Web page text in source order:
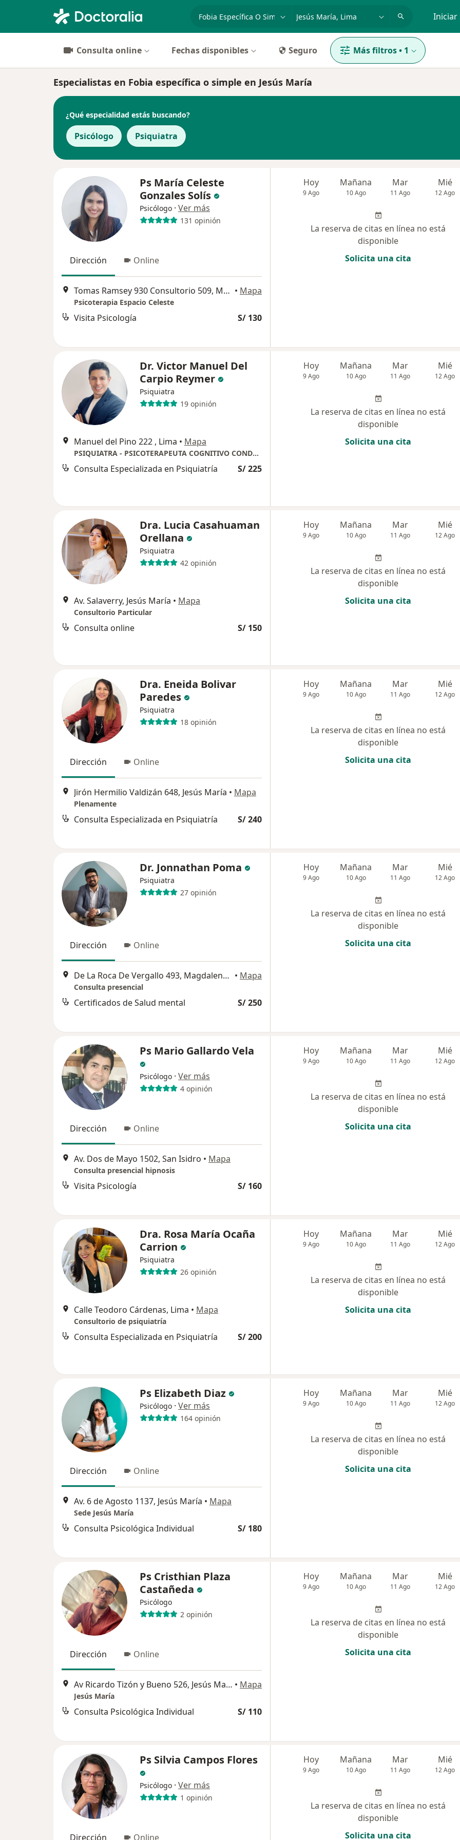
especialidad, enfermedad o nombre
p. ej. Lima Iniciar
Consulta online Fechas disponibles Seguro Más filtros• 1
Especialistas en Fobia específica o simple en Jesús María
¿Qué especialidad estás buscando?
Psicólogo Psiquiatra
Ps María Celeste
Gonzales Solís
Psicólogo · Ver más
131 opinión
Dirección Online
Tomas Ramsey 930 Consultorio 509, Magdalena del Mar • Mapa
Psicoterapia Espacio Celeste
Visita Psicología S/ 130
Hoy
9 Ago
Mañana
10 Ago
Mar
11 Ago
Mié
12 Ago
La reserva de citas en línea no está
disponible
Solicita una cita
Dr. Victor Manuel Del
Carpio Reymer
Psiquiatra
19 opinión
Manuel del Pino 222 , Lima • Mapa
PSIQUIATRA - PSICOTERAPEUTA COGNITIVO CONDUCTUAL
Consulta Especializada en Psiquiatría S/ 225
Hoy
9 Ago
Mañana
10 Ago
Mar
11 Ago
Mié
12 Ago
La reserva de citas en línea no está
disponible
Solicita una cita
Dra. Lucia Casahuaman
Orellana
Psiquiatra
42 opinión
Av. Salaverry, Jesús María • Mapa
Consultorio Particular
Consulta online S/ 150
Hoy
9 Ago
Mañana
10 Ago
Mar
11 Ago
Mié
12 Ago
La reserva de citas en línea no está
disponible
Solicita una cita
Dra. Eneida Bolivar
Paredes
Psiquiatra
18 opinión
Dirección Online
Jirón Hermilio Valdizán 648, Jesús María • Mapa
Plenamente
Consulta Especializada en Psiquiatría S/ 240
Hoy
9 Ago
Mañana
10 Ago
Mar
11 Ago
Mié
12 Ago
La reserva de citas en línea no está
disponible
Solicita una cita
Dr. Jonnathan Poma
Psiquiatra
27 opinión
Dirección Online
De La Roca De Vergallo 493, Magdalena del Mar • Mapa
Consulta presencial
Certificados de Salud mental S/ 250
Hoy
9 Ago
Mañana
10 Ago
Mar
11 Ago
Mié
12 Ago
La reserva de citas en línea no está
disponible
Solicita una cita
Ps Mario Gallardo Vela
Psicólogo · Ver más
4 opinión
Dirección Online
Av. Dos de Mayo 1502, San Isidro • Mapa
Consulta presencial hipnosis
Visita Psicología S/ 160
Hoy
9 Ago
Mañana
10 Ago
Mar
11 Ago
Mié
12 Ago
La reserva de citas en línea no está
disponible
Solicita una cita
Dra. Rosa María Ocaña
Carrion
Psiquiatra
26 opinión
Calle Teodoro Cárdenas, Lima • Mapa
Consultorio de psiquiatría
Consulta Especializada en Psiquiatría S/ 200
Hoy
9 Ago
Mañana
10 Ago
Mar
11 Ago
Mié
12 Ago
La reserva de citas en línea no está
disponible
Solicita una cita
Ps Elizabeth Diaz
Psicólogo · Ver más
164 opinión
Dirección Online
Av. 6 de Agosto 1137, Jesús María • Mapa
Sede Jesús María
Consulta Psicológica Individual S/ 180
Hoy
9 Ago
Mañana
10 Ago
Mar
11 Ago
Mié
12 Ago
La reserva de citas en línea no está
disponible
Solicita una cita
Ps Cristhian Plaza
Castañeda
Psicólogo
2 opinión
Dirección Online
Av Ricardo Tizón y Bueno 526, Jesús María • Mapa
Jesús María
Consulta Psicológica Individual S/ 110
Hoy
9 Ago
Mañana
10 Ago
Mar
11 Ago
Mié
12 Ago
La reserva de citas en línea no está
disponible
Solicita una cita
Ps Silvia Campos Flores
Psicólogo · Ver más
1 opinión
Dirección Online
Hoy
9 Ago
Mañana
10 Ago
Mar
11 Ago
Mié
12 Ago
La reserva de citas en línea no está
disponible
Solicita una cita